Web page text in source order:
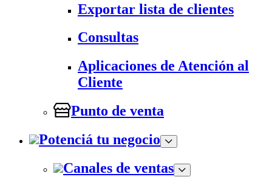
Exportar lista de clientes
Consultas
Aplicaciones de Atención al
Cliente
Punto de venta
Potenciá tu negocio
Canales de ventas